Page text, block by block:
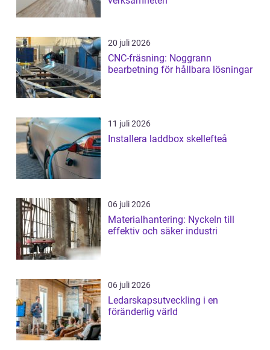
20 juli 2026
CNC-fräsning: Noggrann
bearbetning för hållbara lösningar
11 juli 2026
Installera laddbox skellefteå
06 juli 2026
Materialhantering: Nyckeln till
effektiv och säker industri
06 juli 2026
Ledarskapsutveckling i en
föränderlig värld